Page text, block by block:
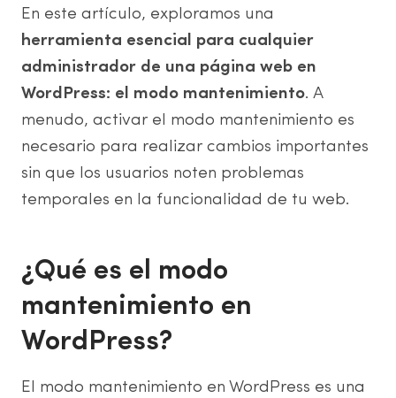
En este artículo, exploramos una
herramienta esencial para cualquier
administrador de una página web en
WordPress: el modo mantenimiento. A
menudo, activar el modo mantenimiento es
necesario para realizar cambios importantes
sin que los usuarios noten problemas
temporales en la funcionalidad de tu web.
¿Qué es el modo
mantenimiento en
WordPress?
El modo mantenimiento en WordPress es una